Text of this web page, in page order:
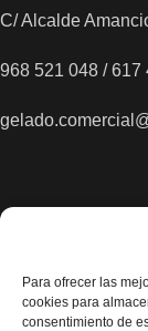
Para ofrecer las
cookies para
consentimiento de
C/ Alcalde
968 521 048 / 617